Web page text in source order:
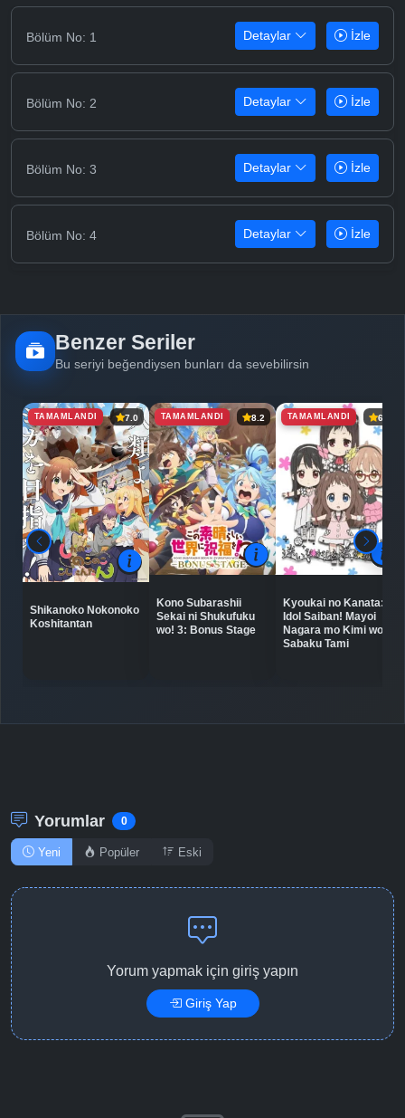
Bölüm No: 1 Detaylar İzle
Bölüm No: 2 Detaylar İzle
Bölüm No: 3 Detaylar İzle
Bölüm No: 4 Detaylar İzle
Benzer Seriler
Bu seriyi beğendiysen bunları da sevebilirsin
TAMAMLANDI 7.0
Shikanoko Nokonoko
Koshitantan
TAMAMLANDI 8.2
Kono Subarashii
Sekai ni Shukufuku
wo! 3: Bonus Stage
TAMAMLANDI 6.5
Kyoukai no Kanata:
Idol Saiban! Mayoi
Nagara mo Kimi wo
Sabaku Tami
Yorumlar 0
Yeni Popüler Eski
Yorum yapmak için giriş yapın
Giriş Yap